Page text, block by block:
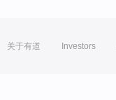
关于有道 Investors